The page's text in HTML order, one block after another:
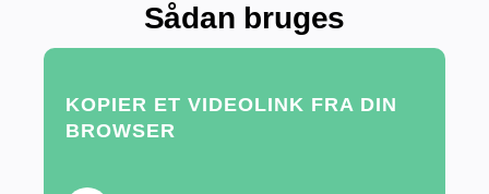
Sådan bruges
KOPIER ET VIDEOLINK FRA DIN
BROWSER